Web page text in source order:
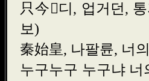
只今디, 업거
보)
秦始皇, 나
누구누구 누구